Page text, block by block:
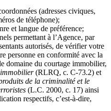
(adresses civiques,
de téléphone);
et langue de préférence;
permettant à l’Agence, par
autorisés, de vérifier votre
personne en conformité avec la
domaine du courtage immobilier,
(RLRQ, c. C-73.2) et
de la criminalité et le
(L.C. 2000, c. 17) ainsi
respectifs, c’est-à-dire,